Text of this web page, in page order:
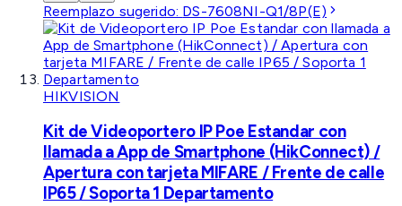
Reemplazo sugerido: DS-7608NI-Q1/8P(E)
HIKVISION
Kit de Videoportero IP Poe Estandar con
llamada a App de Smartphone (HikConnect) /
Apertura con tarjeta MIFARE / Frente de calle
IP65 / Soporta 1 Departamento